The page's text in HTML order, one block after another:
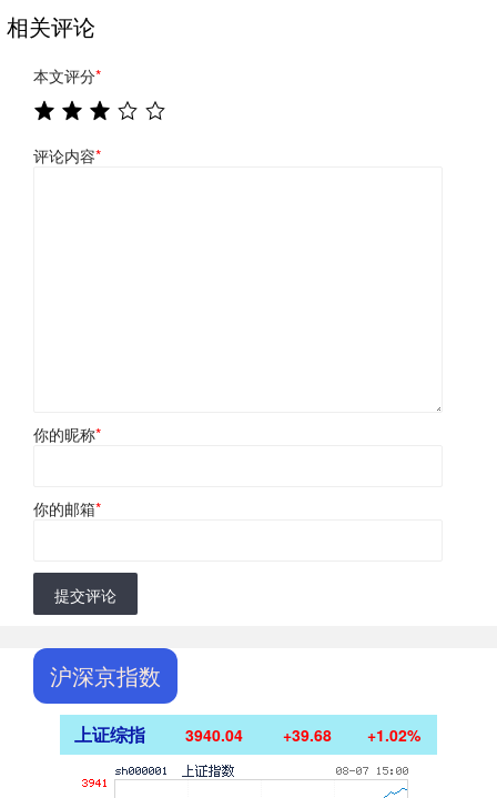
相关评论
本文评分*
评论内容*
你的昵称*
你的邮箱*
提交评论
沪深京指数
上证综指 3940.04 +39.68 +1.02%